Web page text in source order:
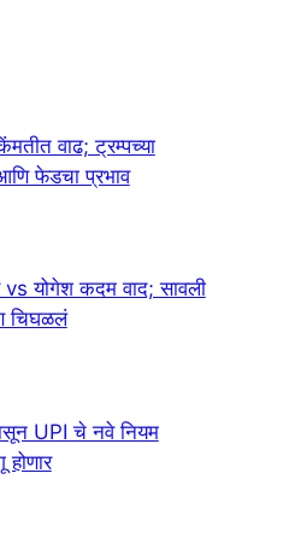
वाढ; ट्रम्पच्या
फेडचा प्रभाव
योगेश कदम वाद; सावली
चिघळलं
UPI चे नवे नियम